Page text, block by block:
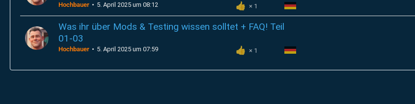
1
Hochbauer 5. April 2025 um 08:12
Was ihr über Mods & Testing wissen solltet + FAQ! Teil
01-03
1
Hochbauer 5. April 2025 um 07:59